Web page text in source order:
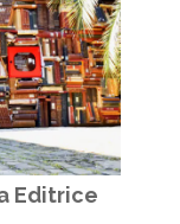
Editrice